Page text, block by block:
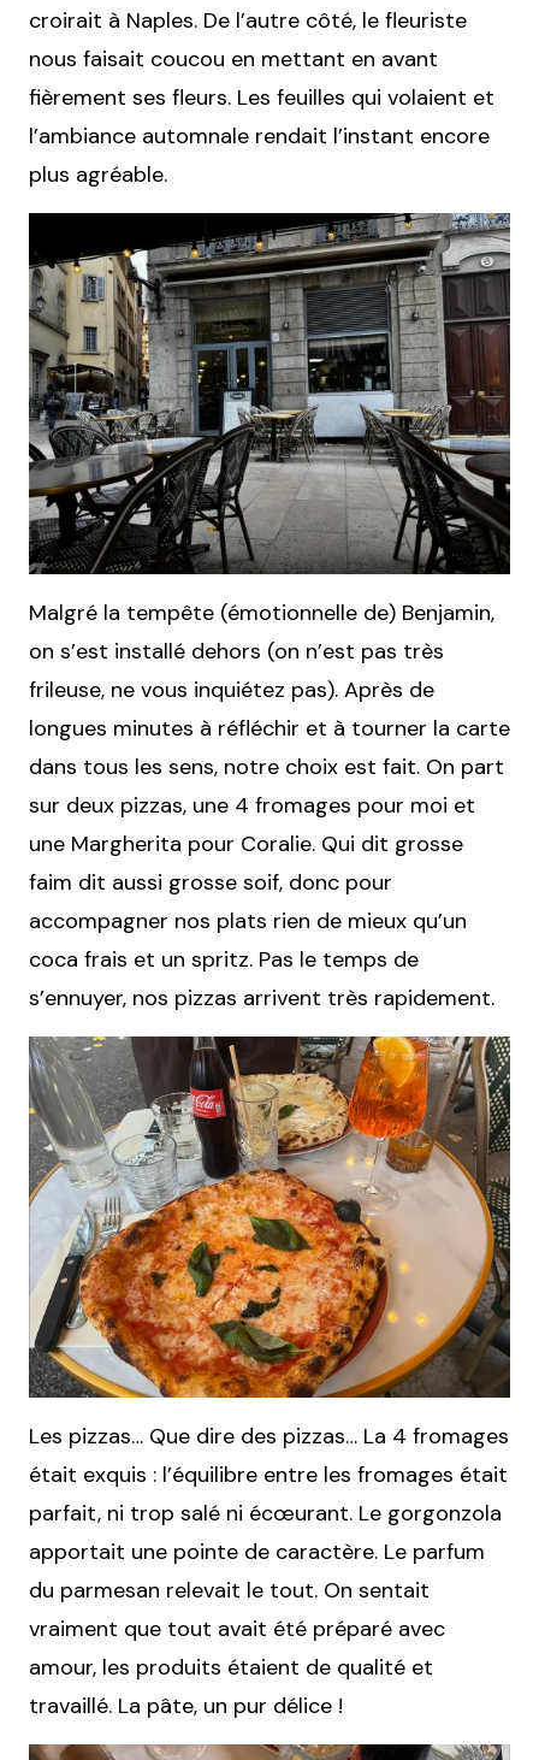
croirait à Naples. De l’autre côté, le fleuriste
nous faisait coucou en mettant en avant
fièrement ses fleurs. Les feuilles qui volaient et
l’ambiance automnale rendait l’instant encore
plus agréable.
Malgré la tempête (émotionnelle de) Benjamin,
on s’est installé dehors (on n’est pas très
frileuse, ne vous inquiétez pas). Après de
longues minutes à réfléchir et à tourner la carte
dans tous les sens, notre choix est fait. On part
sur deux pizzas, une 4 fromages pour moi et
une Margherita pour Coralie. Qui dit grosse
faim dit aussi grosse soif, donc pour
accompagner nos plats rien de mieux qu’un
coca frais et un spritz. Pas le temps de
s’ennuyer, nos pizzas arrivent très rapidement.
Les pizzas… Que dire des pizzas… La 4 fromages
était exquis : l’équilibre entre les fromages était
parfait, ni trop salé ni écœurant. Le gorgonzola
apportait une pointe de caractère. Le parfum
du parmesan relevait le tout. On sentait
vraiment que tout avait été préparé avec
amour, les produits étaient de qualité et
travaillé. La pâte, un pur délice !